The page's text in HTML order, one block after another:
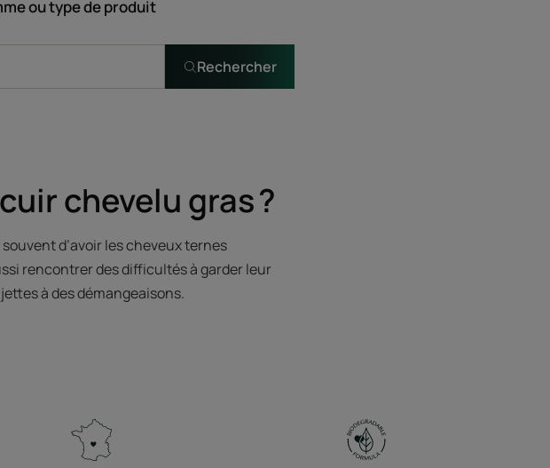
ou type de produit
Rechercher
chevelu gras ?
d’avoir les cheveux ternes
rencontrer des difficultés à garder leur
à des démangeaisons.